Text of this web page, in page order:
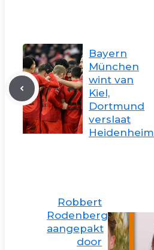
Bayern
München
wint van
Kiel,
Dortmund
verslaat
Heidenheim
Robbert
Rodenberg
aangepakt
door